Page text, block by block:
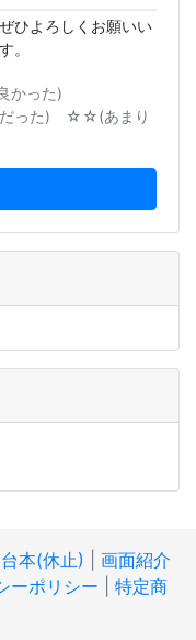
ひよろしくお願いい
。
かった)
った) ☆☆(あまり
本(休止)
画面紹介
ーポリシー
特定商